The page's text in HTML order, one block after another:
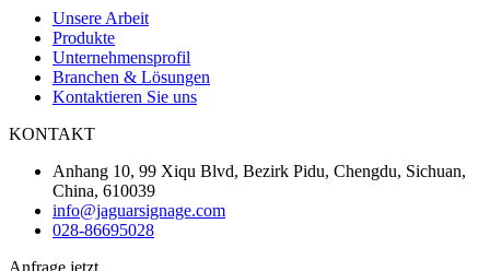
Unsere Arbeit
Produkte
Unternehmensprofil
Branchen & Lösungen
Kontaktieren Sie uns
KONTAKT
Anhang 10, 99 Xiqu Blvd, Bezirk Pidu, Chengdu, Sichuan,
China, 610039
info@jaguarsignage.com
028-86695028
Anfrage jetzt